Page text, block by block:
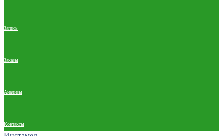
Запись
Заказы
Анализы
Контакты